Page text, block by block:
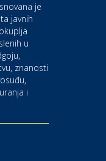
je
javnih
u
znanosti
i